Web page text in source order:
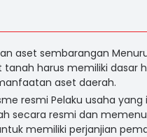
aset sembarangan
harus memiliki dasar
aset daerah.
resmi Pelaku usaha
secara resmi dan
memiliki perjanjian